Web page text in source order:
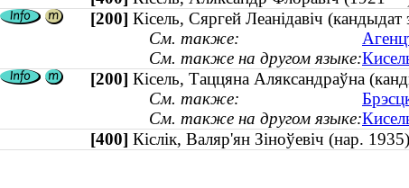
[200] Кісель, Сяргей Леанідавіч
См. также:
См. также на другом языке:
[200] Кісель, Таццяна Аляксандраўна
См. также:
См. также на другом языке:
[400] Кіслік, Валяр'ян Зіноўевіч (нар.